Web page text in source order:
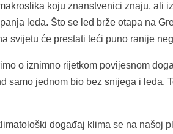
koju znanstvenici znaju, ali
leda. Što se led brže otapa na
svijetu će prestati teći puno ranije
o iznimno rijetkom povijesnom
samo jednom bio bez snijega i leda.
događaj klima se na našoj